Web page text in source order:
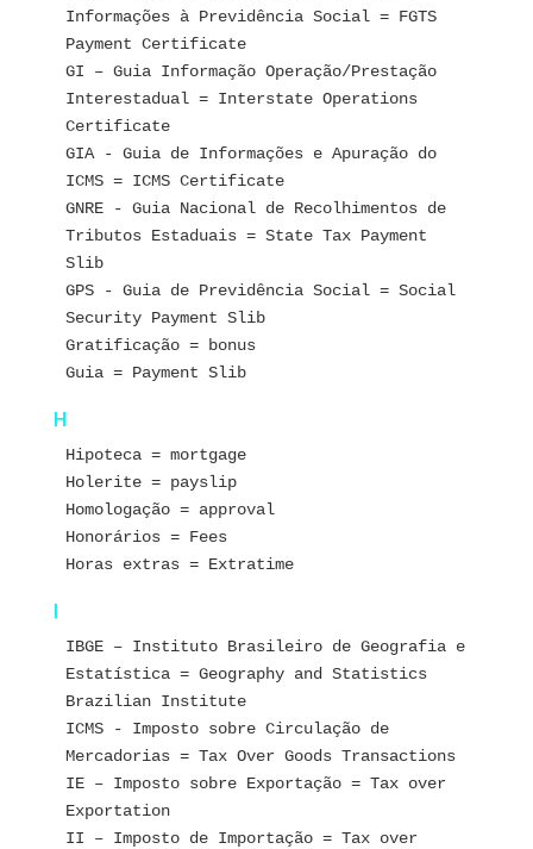
Informações à Previdência Social = FGTS
Payment Certificate
GI – Guia Informação Operação/Prestação
Interestadual = Interstate Operations
Certificate
GIA - Guia de Informações e Apuração do
ICMS = ICMS Certificate
GNRE - Guia Nacional de Recolhimentos de
Tributos Estaduais = State Tax Payment
Slib
GPS - Guia de Previdência Social = Social
Security Payment Slib
Gratificação = bonus
Guia = Payment Slib
H
Hipoteca = mortgage
Holerite = payslip
Homologação = approval
Honorários = Fees
Horas extras = Extratime
I
IBGE – Instituto Brasileiro de Geografia e
Estatística = Geography and Statistics
Brazilian Institute
ICMS - Imposto sobre Circulação de
Mercadorias = Tax Over Goods Transactions
IE – Imposto sobre Exportação = Tax over
Exportation
II – Imposto de Importação = Tax over